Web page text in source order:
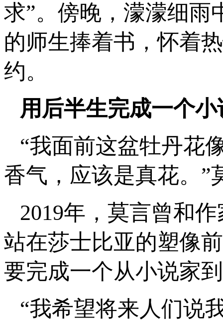
求”。傍晚，濛濛细雨
的师生捧着书，怀着
约。
用后半生完成一个
“我面前这盆牡丹花
香气，应该是真花。”
2019年，莫言曾和
站在莎士比亚的塑像
要完成一个从小说家
“我希望将来人们说